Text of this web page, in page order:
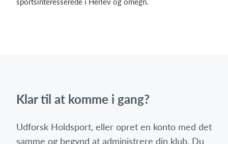
Klar til at komme i gang?
Udforsk Holdsport, eller opret en konto med det
samme og begynd at administrere din klub. Du